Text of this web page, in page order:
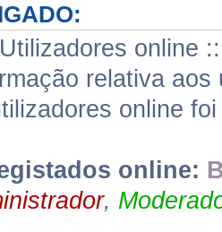
Utilizadores online
relativa
online
online:
,